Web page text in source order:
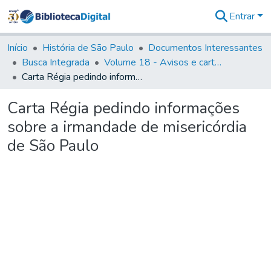
&
Coleções
Tudo na
Biblioteca
Estatísticas
Entrar
Início História de São Paulo
Documentos Interessantes
Busca Integrada
Volume 18 - Avisos e cartas régias (1714- 29)
Carta Régia pedindo informações sobre a irmandade de misericórdia de São Paulo
Carta Régia pedindo informações
sobre a irmandade de misericórdia
de São Paulo